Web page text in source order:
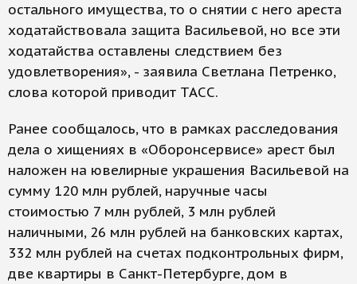
остального имущества, то о снятии с него ареста
ходатайствовала защита Васильевой, но все эти
ходатайства оставлены следствием без
удовлетворения», - заявила Светлана Петренко,
слова которой приводит ТАСС.
Ранее сообщалось, что в рамках расследования
дела о хищениях в «Оборонсервисе» арест был
наложен на ювелирные украшения Васильевой на
сумму 120 млн рублей, наручные часы
стоимостью 7 млн рублей, 3 млн рублей
наличными, 26 млн рублей на банковских картах,
332 млн рублей на счетах подконтрольных фирм,
две квартиры в Санкт-Петербурге, дом в